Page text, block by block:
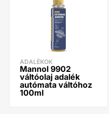
ADALÉKOK
Mannol 9902
váltóolaj adalék
autómata váltóhoz
100ml